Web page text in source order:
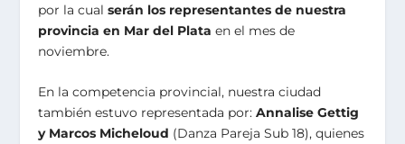
por la cualserán los representantes de nuestra
provincia en Mar del Plata en el mes de
noviembre.
En la competencia provincial, nuestra ciudad
también estuvo representada por:Annalise Gettig
y Marcos Micheloud (Danza Pareja Sub 18), quienes